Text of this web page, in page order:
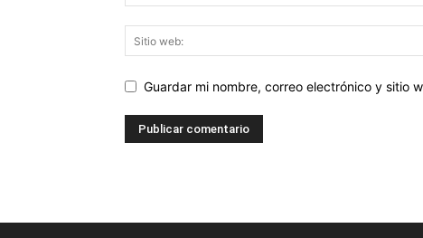
Guardar mi nombre, correo electrónico y sitio